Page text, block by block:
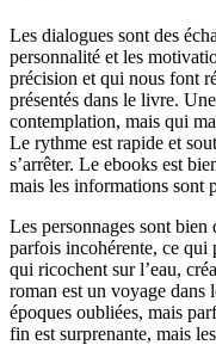
Les dialogues sont des
personnalité et les
précision et qui nous font
présentés dans le livre.
contemplation, mais qui
Le rythme est rapide et
s’arrêter. Le ebooks est
mais les informations sont
Les personnages sont
parfois incohérente, ce qui
qui ricochent sur l’eau,
roman est un voyage dans
époques oubliées, mais
fin est surprenante, mais